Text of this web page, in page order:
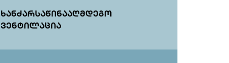
ᲮᲐᲜᲫᲐᲠᲡᲐᲬᲘᲜᲐᲐᲦᲛᲓᲔᲒᲝ
ᲕᲔᲜᲢᲘᲚᲐᲪᲘᲐ